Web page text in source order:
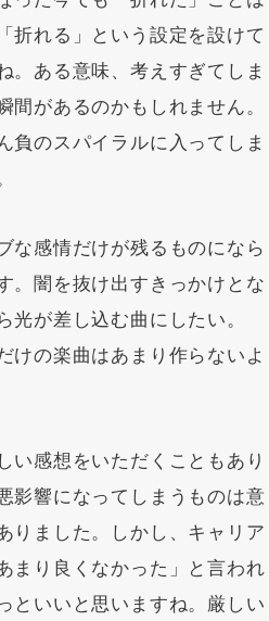
折れる」という設定を設けて
。ある意味、考えすぎてしま
間があるのかもしれません。
負のスパイラルに入ってしま
な感情だけが残るものになら
。闇を抜け出すきっかけとな
光が差し込む曲にしたい。
けの楽曲はあまり作らないよ
い感想をいただくこともあり
影響になってしまうものは意
りました。しかし、キャリア
まり良くなかった」と言われ
といいと思いますね。厳しい